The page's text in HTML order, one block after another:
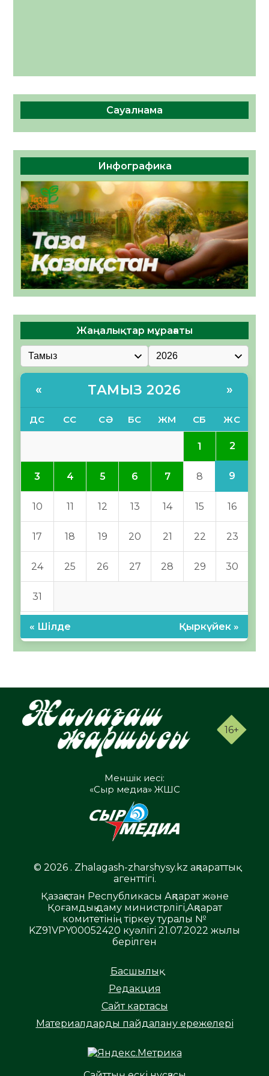
Сауалнама
Инфографика
Жаңалықтар мұрағаты
« ТАМЫЗ 2026 »
ДС СС СӘ БС ЖМ СБ ЖС
1 2
3 4 5 6 7 8 9
10 11 12 13 14 15 16
17 18 19 20 21 22 23
24 25 26 27 28 29 30
31
« Шілде Қыркүйек »
16+
Меншік иесі:
«Сыр медиа» ЖШС
© 2026 . Zhalagash-zharshysy.kz ақпараттық
агенттігі.
Қазақстан Республикасы Ақпарат және
Қоғамдық даму министрлігі,Ақпарат
комитетінің тіркеу туралы №
KZ91VPY00052420 куәлігі 21.07.2022 жылы
берілген
Басшылық
Редакция
Сайт картасы
Материалдарды пайдалану ережелері